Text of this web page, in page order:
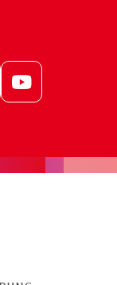
YouTube